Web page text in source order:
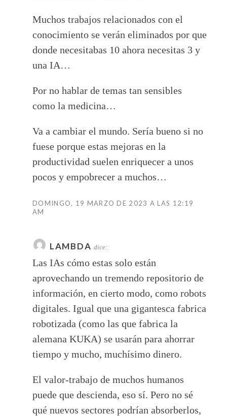
Muchos trabajos relacionados con el
conocimiento se verán eliminados por que
donde necesitabas 10 ahora necesitas 3 y
una IA…
Por no hablar de temas tan sensibles
como la medicina…
Va a cambiar el mundo. Sería bueno si no
fuese porque estas mejoras en la
productividad suelen enriquecer a unos
pocos y empobrecer a muchos…
DOMINGO, 19 MARZO DE 2023 A LAS 12:19
AM
LAMBDA dice:
Las IAs cómo estas solo están
aprovechando un tremendo repositorio de
información, en cierto modo, como robots
digitales. Igual que una gigantesca fabrica
robotizada (como las que fabrica la
alemana KUKA) se usarán para ahorrar
tiempo y mucho, muchísimo dinero.
El valor-trabajo de muchos humanos
puede que descienda, eso sí. Pero no sé
qué nuevos sectores podrían absorberlos,